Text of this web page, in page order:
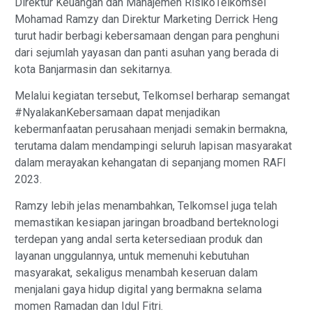
Mohamad Ramzy dan Direktur Marketing Derrick Heng
turut hadir berbagi kebersamaan dengan para penghuni
dari sejumlah yayasan dan panti asuhan yang berada di
kota Banjarmasin dan sekitarnya.
Melalui kegiatan tersebut, Telkomsel berharap semangat
#NyalakanKebersamaan dapat menjadikan
kebermanfaatan perusahaan menjadi semakin bermakna,
terutama dalam mendampingi seluruh lapisan masyarakat
dalam merayakan kehangatan di sepanjang momen RAFI
2023.
Ramzy lebih jelas menambahkan, Telkomsel juga telah
memastikan kesiapan jaringan broadband berteknologi
terdepan yang andal serta ketersediaan produk dan
layanan unggulannya, untuk memenuhi kebutuhan
masyarakat, sekaligus menambah keseruan dalam
menjalani gaya hidup digital yang bermakna selama
momen Ramadan dan Idul Fitri.